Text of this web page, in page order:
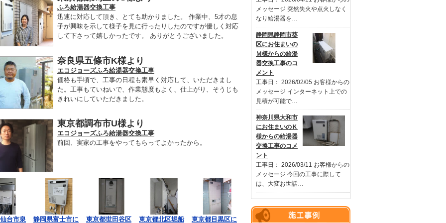
メッセージ 突然失火や点火しなく
なり給湯器を…
静岡県静岡市葵
区にお住まいの
Ｍ様からの給湯
器交換工事のコ
メント
工事日： 2026/02/05 お客様からの
メッセージ インターネット上での
見積が可能で…
神奈川県大和市
にお住まいのＫ
様からの給湯器
交換工事のコメ
ント
工事日： 2026/03/11 お客様からの
メッセージ 今回の工事に際して
は、大変お世話…
ふろ給湯器交換工事
迅速に対応して頂き、とても助かりました。 作業中、5才の息
子が興味を示して様子を見に行ったりしたのですが優しく対応
して下さって嬉しかったです。 ありがとうございました。
奈良県五條市K様より
エコジョーズふろ給湯器交換工事
価格も手頃で、工事の日程も素早く対応して、いただきまし
た。工事もていねいで、作業態度もよく、仕上がり、そうじも
きれいにしていただきました。
東京都調布市U様より
エコジョーズふろ給湯器交換工事
前回、実家の工事をやってもらってよかったから。
台市泉 静岡県富士市に 東京都世田谷区 東京都北区堀船 東京都目黒区に